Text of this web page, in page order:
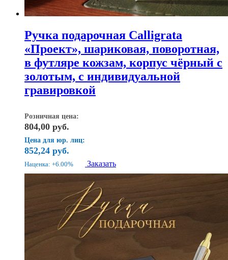
Ручка подарочная Calligrata
«Проект», шариковая, поворотная,
в футляре кожзам, корпус чёрный с
золотым, с индивидуальной
гравировкой
Розничная цена:
804,00 руб.
Цена для юр. лиц:
852,24 руб.
Наценка: +6.00% Заказать